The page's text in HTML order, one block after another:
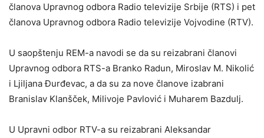
članova Upravnog odbora Radio televizije Srbije (RTS) i pet
članova Upravnog odbora Radio televizije Vojvodine (RTV).
U saopštenju REM-a navodi se da su reizabrani članovi
Upravnog odbora RTS-a Branko Radun, Miroslav M. Nikolić
i Ljiljana Đurđevac, a da su za nove članove izabrani
Branislav Klanšček, Milivoje Pavlović i Muharem Bazdulj.
U Upravni odbor RTV-a su reizabrani Aleksandar